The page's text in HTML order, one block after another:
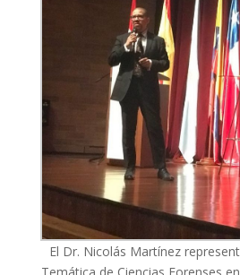
El Dr. Nicolás Martínez